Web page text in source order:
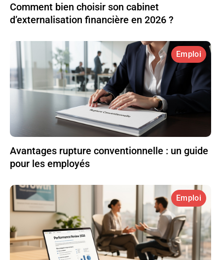
Comment bien choisir son cabinet
d’externalisation financière en 2026 ?
Emploi
Avantages rupture conventionnelle : un guide
pour les employés
Emploi